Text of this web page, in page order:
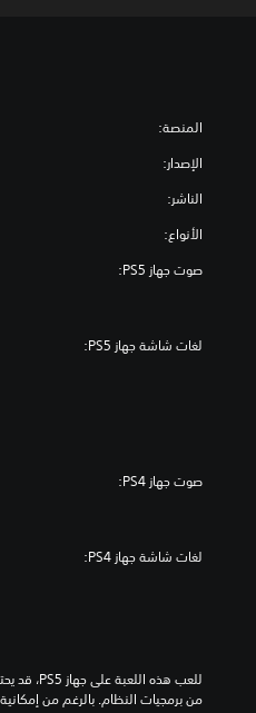
المنصة:
الإصدار:
الناشر:
الأنواع:
صوت جهاز PS5:
لغات شاشة جهاز PS5:
صوت جهاز PS4:
لغات شاشة جهاز PS4: